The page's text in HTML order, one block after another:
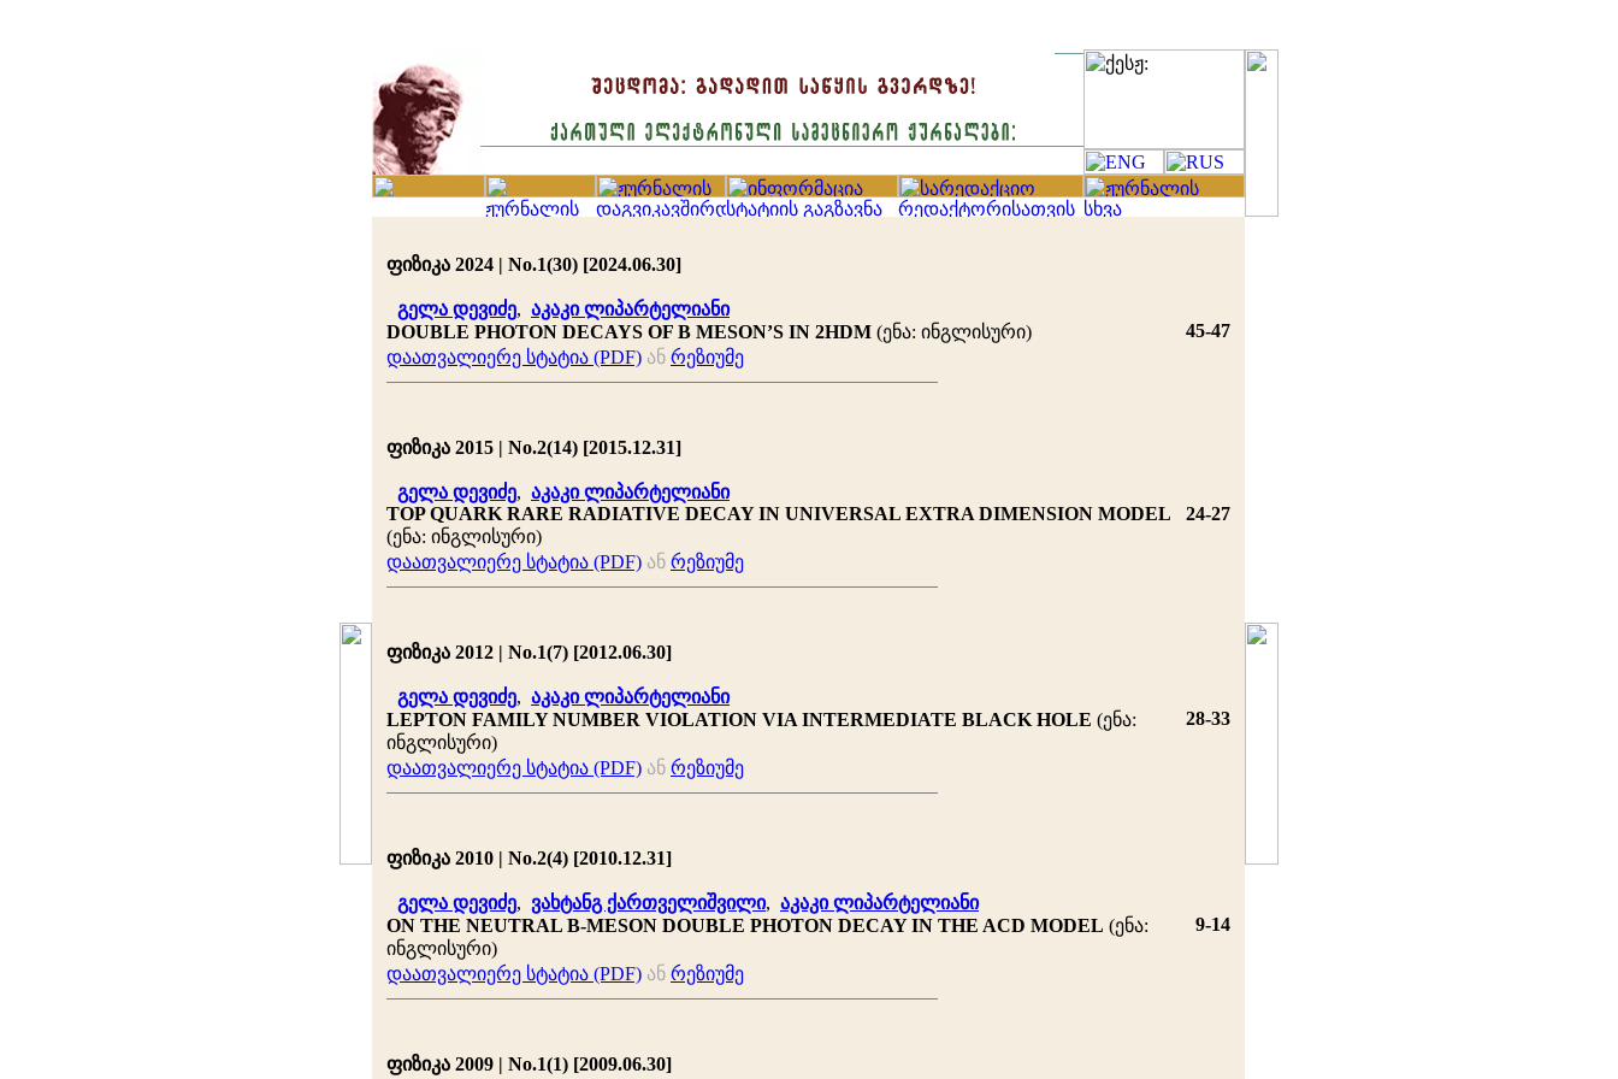
ფიზიკა 2024 | No.1(30) [2024.06.30]
გელა დევიძე, აკაკი ლიპარტელიანი
DOUBLE PHOTON DECAYS OF B MESON’S IN 2HDM (ენა: ინგლისური)
45-47
დაათვალიერე სტატია (PDF) ან რეზიუმე
ფიზიკა 2015 | No.2(14) [2015.12.31]
გელა დევიძე, აკაკი ლიპარტელიანი
TOP QUARK RARE RADIATIVE DECAY IN UNIVERSAL EXTRA DIMENSION MODEL
(ენა: ინგლისური)
24-27
დაათვალიერე სტატია (PDF) ან რეზიუმე
ფიზიკა 2012 | No.1(7) [2012.06.30]
გელა დევიძე, აკაკი ლიპარტელიანი
LEPTON FAMILY NUMBER VIOLATION VIA INTERMEDIATE BLACK HOLE (ენა:
ინგლისური)
28-33
დაათვალიერე სტატია (PDF) ან რეზიუმე
ფიზიკა 2010 | No.2(4) [2010.12.31]
გელა დევიძე, ვახტანგ ქართველიშვილი, აკაკი ლიპარტელიანი
ON THE NEUTRAL B-MESON DOUBLE PHOTON DECAY IN THE ACD MODEL (ენა:
ინგლისური)
9-14
დაათვალიერე სტატია (PDF) ან რეზიუმე
ფიზიკა 2009 | No.1(1) [2009.06.30]